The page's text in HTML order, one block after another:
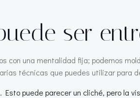
ser
con una mentalidad fija; podemos
técnicas que puedes utilizar para
puede parecer un cliché, pero la